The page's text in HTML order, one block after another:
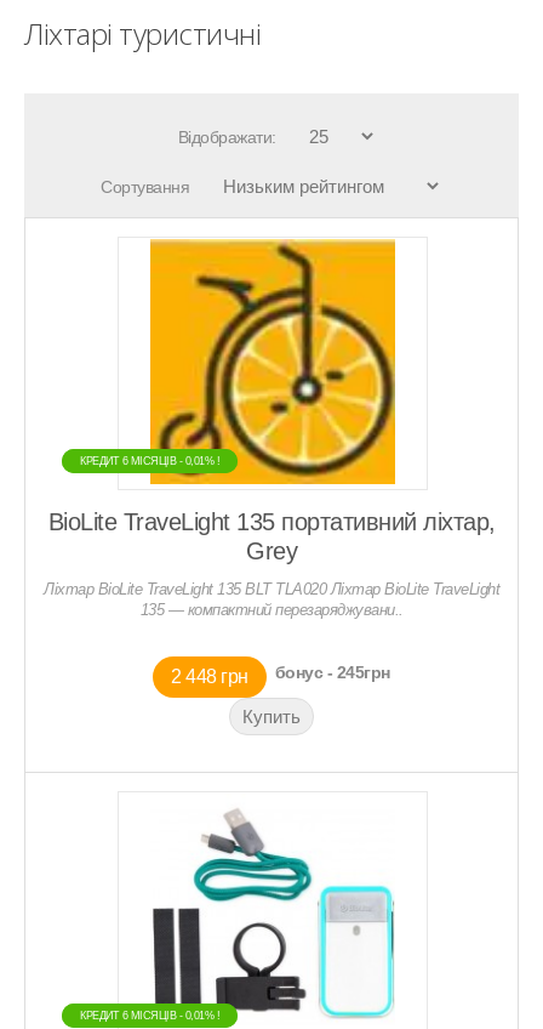
Ліхтарі туристичні
Відображати:
Сортування
КРЕДИТ 6 МIСЯЦIВ - 0,01% !
КРЕДИТ 6 МIСЯЦIВ - 0,01% !
BioLite TraveLight 135 портативний ліхтар,
Grey
Ліхтар BioLite TraveLight 135 BLT TLA020 Ліхтар BioLite TraveLight
135 — компактний перезаряджувани..
2 448 грн бонус - 245грн
КРЕДИТ 6 МIСЯЦIВ - 0,01% !
КРЕДИТ 6 МIСЯЦIВ - 0,01% !